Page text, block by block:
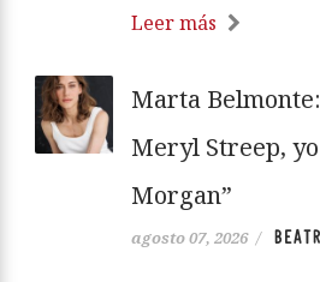
Leer más
Marta
Meryl Streep,
Morgan”
agosto 07, 2026 /